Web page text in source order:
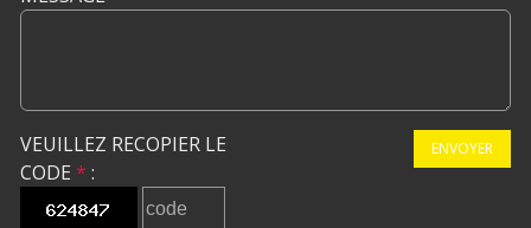
VEUILLEZ RECOPIER LE
CODE * :
ENVOYER